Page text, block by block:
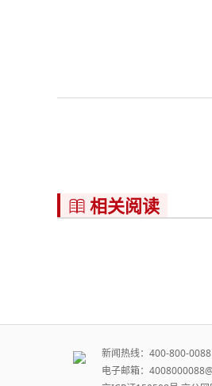
 相关阅读
新闻热线：400-800-
电子邮箱：